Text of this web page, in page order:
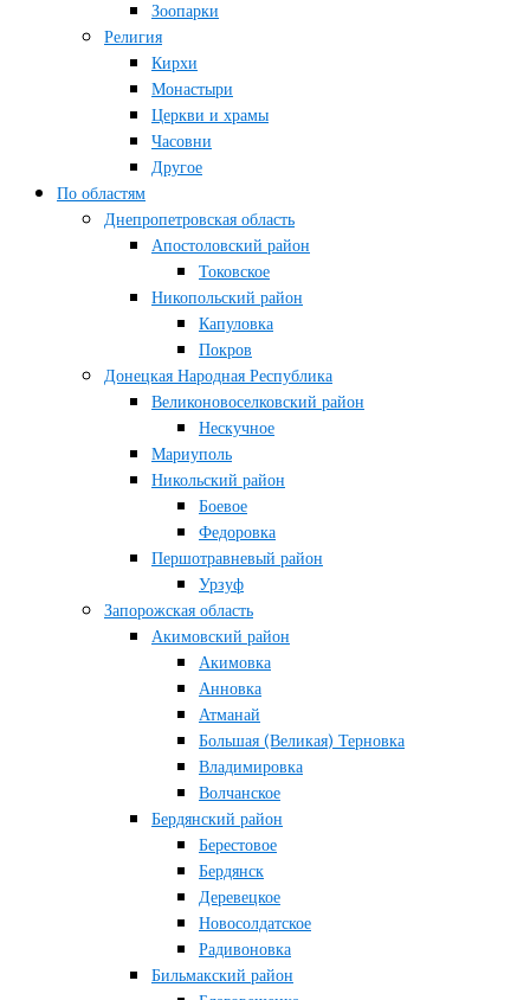
Зоопарки
Религия
Кирхи
Монастыри
Церкви и храмы
Часовни
Другое
По областям
Днепропетровская область
Апостоловский район
Токовское
Никопольский район
Капуловка
Покров
Донецкая Народная Республика
Великоновоселковский район
Нескучное
Мариуполь
Никольский район
Боевое
Федоровка
Першотравневый район
Урзуф
Запорожская область
Акимовский район
Акимовка
Анновка
Атманай
Большая (Великая) Терновка
Владимировка
Волчанское
Бердянский район
Берестовое
Бердянск
Деревецкое
Новосолдатское
Радивоновка
Бильмакский район